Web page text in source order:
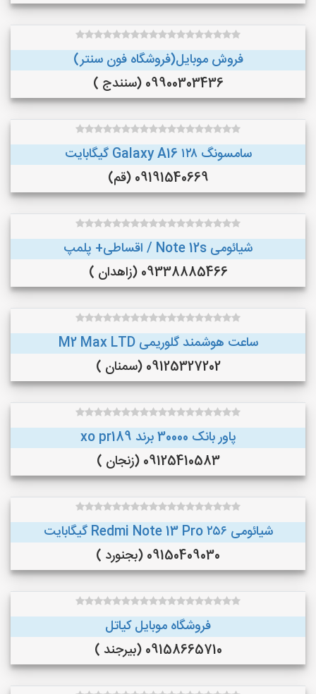
فروش موبایل(فروشگاه فون سنتر)
09900303436 (سنندج )
سامسونگ Galaxy A16 ۱۲۸ گیگابایت
09191540669 (قم)
شیائومی Note 12s / اقساطی+ پلمپ
09338885466 (زاهدان )
ساعت هوشمند گلوریمی M2 Max LTD
09125327202 (سمنان )
پاور بانک 30000 برند xo pr189
09125410583 (زنجان )
شیائومی Redmi Note 13 Pro ۲۵۶ گیگابایت
09150409030 (بجنورد )
فروشگاه موبایل کیاتل
09158665710 (بیرجند )